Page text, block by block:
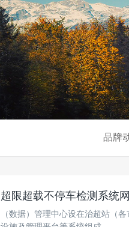
品牌
超限超载不停车检测系统
（数据）管理中心设在治超站（